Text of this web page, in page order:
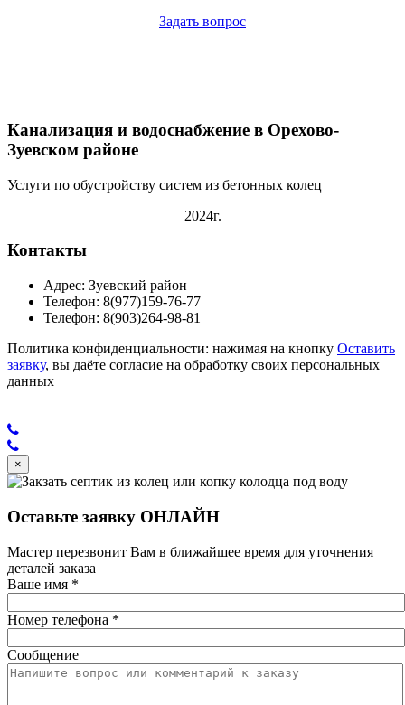
Задать вопрос
Канализация и водоснабжение в Орехово-
Зуевском районе
Услуги по обустройству систем из бетонных колец
2024г.
Контакты
Адрес: Зуевский район
Телефон: 8(977)159-76-77
Телефон: 8(903)264-98-81
Политика конфиденциальности: нажимая на кнопку Оставить
заявку, вы даёте согласие на обработку своих персональных
данных
×
Оставьте заявку ОНЛАЙН
Мастер перезвонит Вам в ближайшее время для уточнения
деталей заказа
Ваше имя *
Номер телефона *
Сообщение